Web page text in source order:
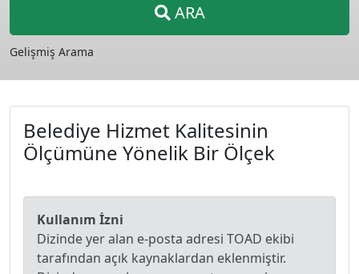
ARA
Gelişmiş Arama
Belediye Hizmet Kalitesinin
Ölçümüne Yönelik Bir Ölçek
Kullanım İzni
Dizinde yer alan e-posta adresi TOAD ekibi
tarafından açık kaynaklardan eklenmiştir.